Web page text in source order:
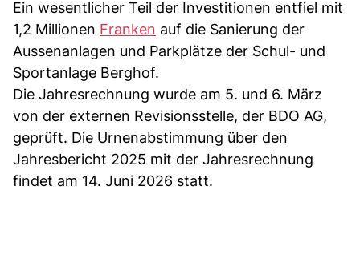
Ein wesentlicher Teil der Investitionen entfiel mit
1,2 Millionen Franken auf die Sanierung der
Aussenanlagen und Parkplätze der Schul- und
Sportanlage Berghof.
Die Jahresrechnung wurde am 5. und 6. März
von der externen Revisionsstelle, der BDO AG,
geprüft. Die Urnenabstimmung über den
Jahresbericht 2025 mit der Jahresrechnung
findet am 14. Juni 2026 statt.